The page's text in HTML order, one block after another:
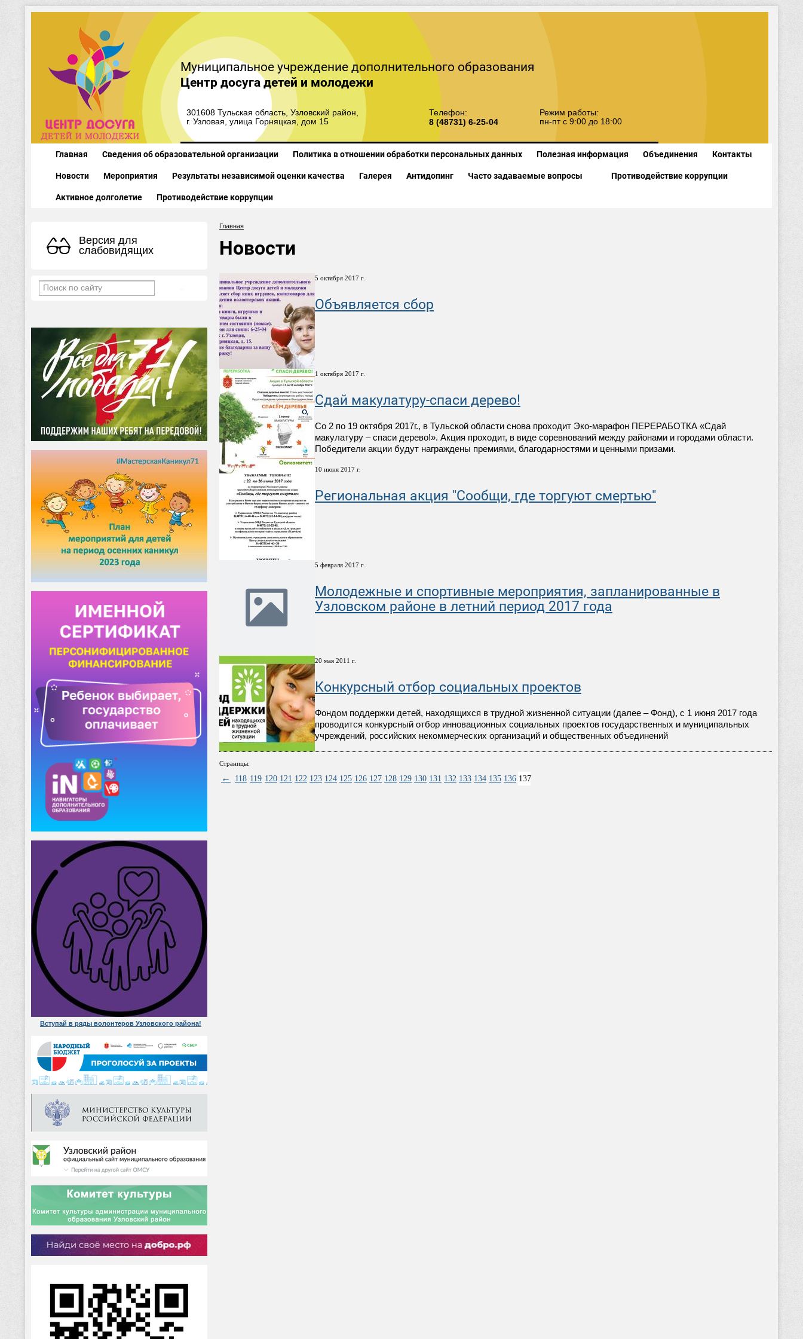
Муниципальное учреждение дополнительного образования
Центр досуга детей и молодежи
301608 Тульская область, Узловский район,
г. Узловая, улица Горняцкая, дом 15
Телефон:
8 (48731) 6-25-04
Режим работы:
пн-пт с 9:00 до 18:00
Главная Сведения об образовательной организации Политика в отношении обработки персональных данных Полезная информация Объединения Контакты
Новости Мероприятия Результаты независимой оценки качества Галерея Антидопинг Часто задаваемые вопросы Противодействие коррупции
Активное долголетие Противодействие коррупции
Версия для
слабовидящих
Вступай в ряды волонтеров Узловского района!
Главная
Новости
5 октября 2017 г.
Объявляется сбор
1 октября 2017 г.
Сдай макулатуру-спаси дерево!
Со 2 по 19 октября 2017г., в Тульской области снова проходит Эко-марафон ПЕРЕРАБОТКА «Сдай
макулатуру – спаси дерево!». Акция проходит, в виде соревнований между районами и городами области.
Победители акции будут награждены премиями, благодарностями и ценными призами.
10 июня 2017 г.
Региональная акция "Сообщи, где торгуют смертью"
5 февраля 2017 г.
Молодежные и спортивные мероприятия, запланированные в
Узловском районе в летний период 2017 года
20 мая 2011 г.
Конкурсный отбор социальных проектов
Фондом поддержки детей, находящихся в трудной жизненной ситуации (далее – Фонд), с 1 июня 2017 года
проводится конкурсный отбор инновационных социальных проектов государственных и муниципальных
учреждений, российских некоммерческих организаций и общественных объединений
Страницы:
← 118 119 120 121 122 123 124 125 126 127 128 129 130 131 132 133 134 135 136 137